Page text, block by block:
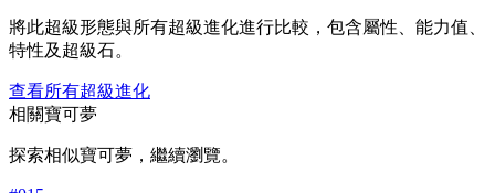
將此超級形態與所有超級進化進行比較，包含屬性、能力值、
特性及超級石。
查看所有超級進化
相關寶可夢
探索相似寶可夢，繼續瀏覽。